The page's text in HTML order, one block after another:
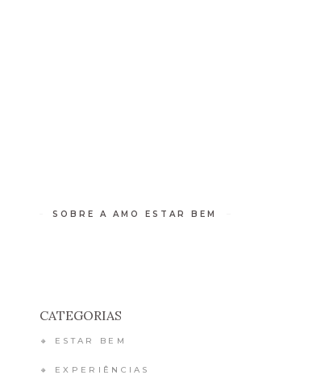
SOBRE A AMO ESTAR BEM
CATEGORIAS
🔸 ESTAR BEM
🔸 EXPERIÊNCIAS